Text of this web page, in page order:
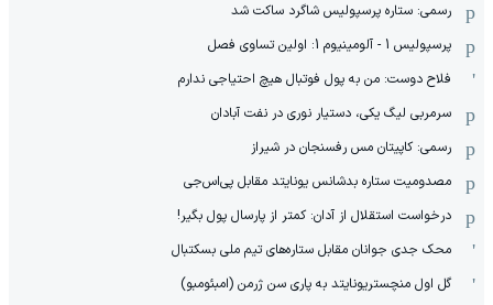
رسمی: ستاره پرسپولیس شاگرد ساکت شد
پرسپولیس 1 - آلومینیوم 1: اولین تساوی فصل
فلاح دوست: من به پول فوتبال هیچ احتیاجی ندارم
سرمربی لیگ یکی، دستیار نوری در نفت آبادان
رسمی: کاپیتان مس رفسنجان در شیراز
مصدومیت ستاره بدشانس یونایتد مقابل پی‌اس‌جی
درخواست استقلال از آدان: کمتر از پارسال پول بگیر!
محک جدی ‌جوانان مقابل ستاره‌های تیم ملی بسکتبال
گل اول منچستریونایتد به پاری سن ژرمن (امبئومبو)